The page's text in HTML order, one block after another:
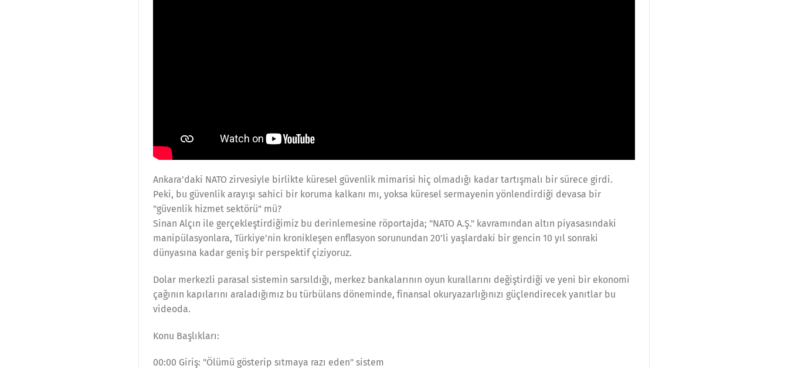
Ankara’daki NATO zirvesiyle birlikte küresel güvenlik mimarisi hiç olmadığı kadar tartışmalı bir sürece girdi.
Peki, bu güvenlik arayışı sahici bir koruma kalkanı mı, yoksa küresel sermayenin yönlendirdiği devasa bir
"güvenlik hizmet sektörü" mü?
Sinan Alçın ile gerçekleştirdiğimiz bu derinlemesine röportajda; "NATO A.Ş." kavramından altın piyasasındaki
manipülasyonlara, Türkiye’nin kronikleşen enflasyon sorunundan 20’li yaşlardaki bir gencin 10 yıl sonraki
dünyasına kadar geniş bir perspektif çiziyoruz.
Dolar merkezli parasal sistemin sarsıldığı, merkez bankalarının oyun kurallarını değiştirdiği ve yeni bir ekonomi
çağının kapılarını araladığımız bu türbülans döneminde, finansal okuryazarlığınızı güçlendirecek yanıtlar bu
videoda.
Konu Başlıkları:
00:00 Giriş: "Ölümü gösterip sıtmaya razı eden" sistem